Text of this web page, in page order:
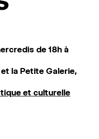
de 18h à
la Petite Galerie,
et culturelle